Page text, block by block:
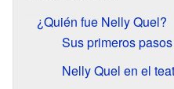
¿Quién fue Nelly Quel?
Sus primeros
Nelly Quel en el